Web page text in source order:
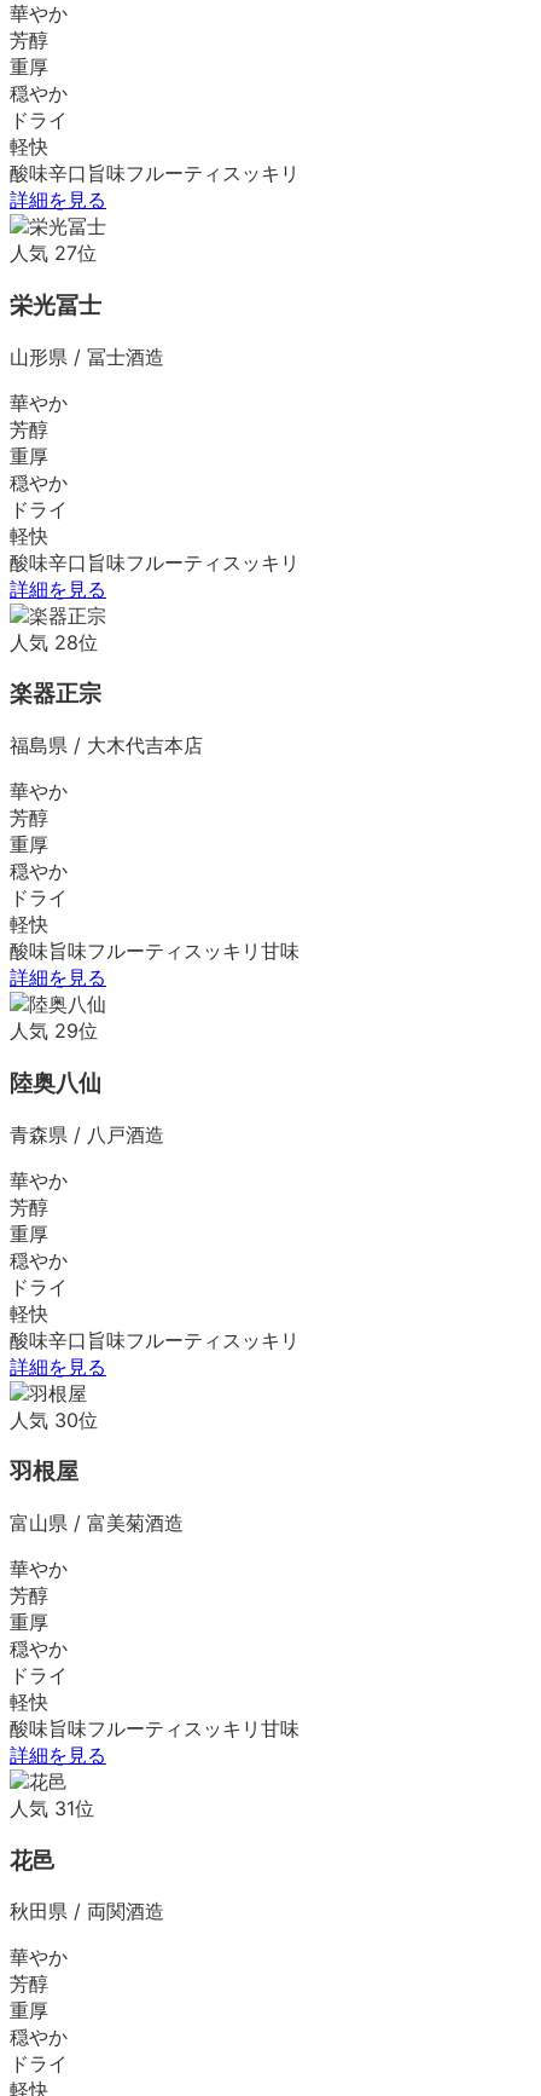
華やか
芳醇
重厚
穏やか
ドライ
軽快
酸味辛口 旨味フルーティ スッキリ
詳細を見る
人気 27位
栄光冨士
山形県 / 冨士酒造
華やか
芳醇
重厚
穏やか
ドライ
軽快
酸味辛口 旨味フルーティ スッキリ
詳細を見る
人気 28位
楽器正宗
福島県 / 大木代吉本店
華やか
芳醇
重厚
穏やか
ドライ
軽快
酸味旨味フルーティ スッキリ 甘味
詳細を見る
人気 29位
陸奥八仙
青森県 / 八戸酒造
華やか
芳醇
重厚
穏やか
ドライ
軽快
酸味辛口 旨味フルーティ スッキリ
詳細を見る
人気 30位
羽根屋
富山県 / 富美菊酒造
華やか
芳醇
重厚
穏やか
ドライ
軽快
酸味旨味フルーティ スッキリ 甘味
詳細を見る
人気 31位
花邑
秋田県 / 両関酒造
華やか
芳醇
重厚
穏やか
ドライ
軽快